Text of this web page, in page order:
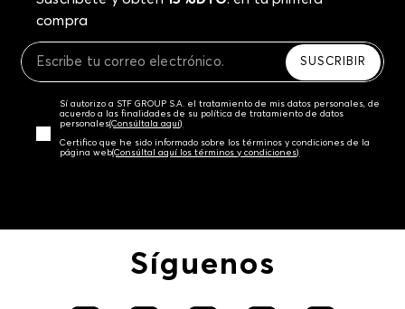
compra
SUSCRIBIR
Sí autorizo a STF GROUP S.A. el tratamiento de mis datos personales, de
acuerdo a las finalidades de su política de tratamiento de datos
personales‎(Consúltala aquí)
Certifico que he sido informado sobre los términos y condiciones de la
página web‎(Consúltal aquí los términos y condiciones)
Síguenos